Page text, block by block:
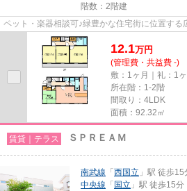
階数：2階建
ペット・楽器相談可♪緑豊かな住宅街に位置する
12.1万円
(管理費・共益費 -)
敷：1ヶ月｜礼：1ヶ
所在階：1-2階
間取り：4LDK
面積：92.32㎡
賃貸｜テラス ＳＰＲＥＡＭ
南武線 「 西国立 」駅 徒歩15
中央線 「 国立 」駅 徒歩15分